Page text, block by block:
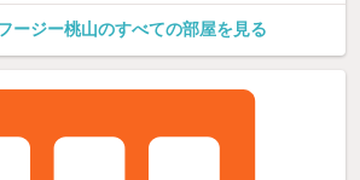
ージー桃山のすべての部屋を見る